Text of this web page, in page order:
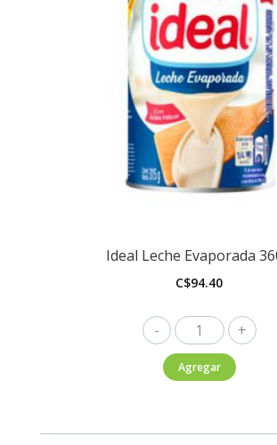
Ideal Leche Evaporada
C$94.40
Ideal
Leche
Evaporada
Agregar